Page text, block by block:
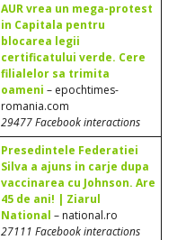
AUR vrea un mega-protest
in Capitala pentru
blocarea legii
certificatului verde. Cere
filialelor sa trimita
oameni – epochtimes-
romania.com
29477 Facebook interactions
Presedintele Federatiei
Silva a ajuns in carje dupa
vaccinarea cu Johnson. Are
45 de ani! | Ziarul
National – national.ro
27111 Facebook interactions